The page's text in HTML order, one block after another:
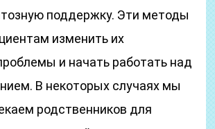
поддержку. Эти методы
изменить их
и начать работать над
В некоторых случаях мы
родственников для